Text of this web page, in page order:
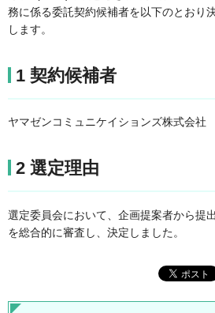
務に係る委託契約候補者を以下のとおり
します。
1 契約候補者
ヤマゼンコミュニケイションズ株式会社
2 選定理由
選定委員会において、企画提案者から提
を総合的に審査し、決定しました。